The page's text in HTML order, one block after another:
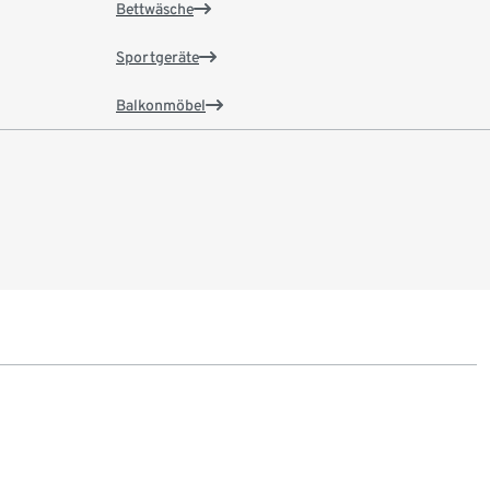
Bettwäsche
Sportgeräte
Balkonmöbel